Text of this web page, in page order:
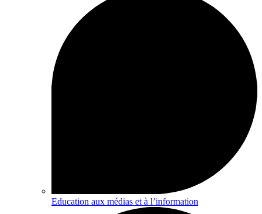
Education aux médias et à l’information